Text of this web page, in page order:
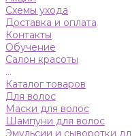
Схемы ухода
Доставка и оплата
Контакты
Обучение
Салон красоты
...
Каталог товаров
Для волос
Маски для волос
Шампуни для волос
Эмульсии и сыворотки